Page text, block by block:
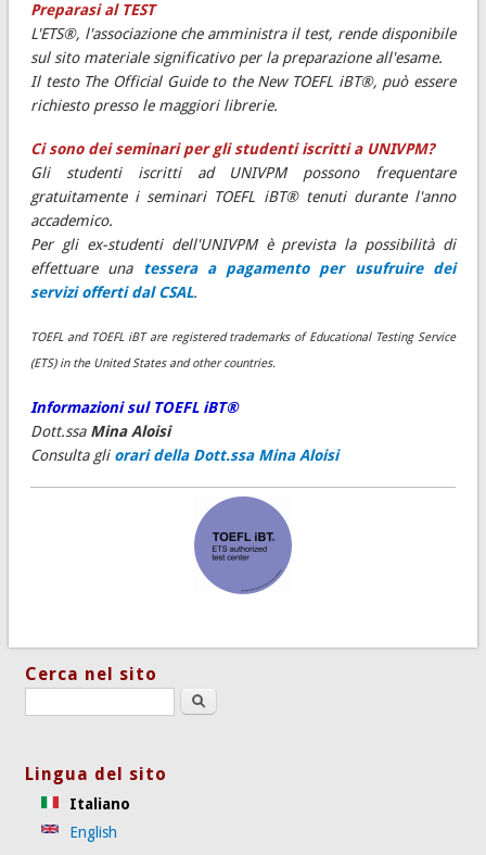
Preparasi al TEST
L'ETS®, l'associazione che amministra il test, rende disponibile
sul sito materiale significativo per la preparazione all'esame.
Il testo The Official Guide to the New TOEFL iBT®, può essere
richiesto presso le maggiori librerie.
Ci sono dei seminari per gli studenti iscritti a UNIVPM?
Gli studenti iscritti ad UNIVPM possono frequentare
gratuitamente i seminari TOEFL iBT® tenuti durante l'anno
accademico.
Per gli ex-studenti dell'UNIVPM è prevista la possibilità di
effettuare una tessera a pagamento per usufruire dei
servizi offerti dal CSAL.
TOEFL and TOEFL iBT are registered trademarks of Educational Testing Service
(ETS) in the United States and other countries.
Informazioni sul TOEFL iBT®
Dott.ssa Mina Aloisi
Consulta gli orari della Dott.ssa Mina Aloisi
Cerca nel sito
Search this site
Lingua del sito
Italiano
English